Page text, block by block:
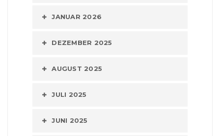
JANUAR 2026
DEZEMBER 2025
AUGUST 2025
JULI 2025
JUNI 2025